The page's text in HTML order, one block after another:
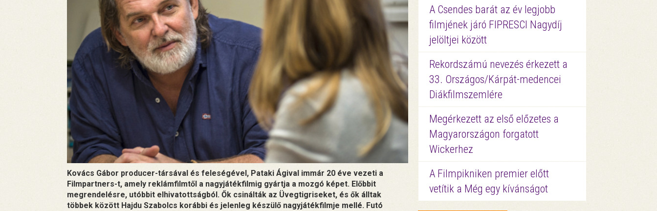
Kovács Gábor producer-társával és feleségével, Pataki Ágival immár 20 éve vezeti a
Filmpartners-t, amely reklámfilmtől a nagyjátékfilmig gyártja a mozgó képet. Előbbit
megrendelésre, utóbbit elhivatottságból. Ők csinálták az Üvegtigriseket, és ők álltak
többek között Hajdu Szabolcs korábbi és jelenleg készülő nagyjátékfilmje mellé. Futó
A Csendes barát az év legjobb
filmjének járó FIPRESCI Nagydíj
jelöltjei között
Rekordszámú nevezés érkezett a
33. Országos/Kárpát-medencei
Diákfilmszemlére
Megérkezett az első előzetes a
Magyarországon forgatott
Wickerhez
A Filmpikniken premier előtt
vetítik a Még egy kívánságot